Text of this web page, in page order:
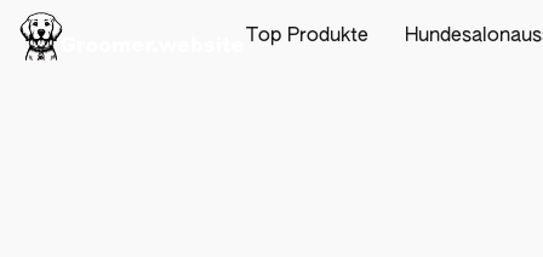
Top Produkte